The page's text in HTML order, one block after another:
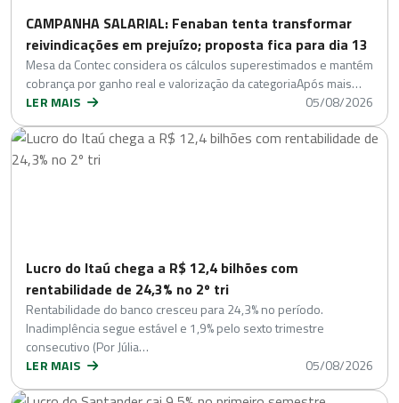
CAMPANHA SALARIAL: Fenaban tenta transformar
reivindicações em prejuízo; proposta fica para dia 13
Mesa da Contec considera os cálculos superestimados e mantém
cobrança por ganho real e valorização da categoriaApós mais…
LER MAIS
05/08/2026
Lucro do Itaú chega a R$ 12,4 bilhões com
rentabilidade de 24,3% no 2º tri
Rentabilidade do banco cresceu para 24,3% no período.
Inadimplência segue estável e 1,9% pelo sexto trimestre
consecutivo (Por Júlia…
LER MAIS
05/08/2026